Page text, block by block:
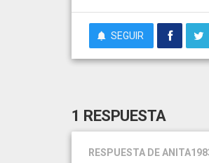
SEGUIR
1 RESPUESTA
RESPUESTA DE